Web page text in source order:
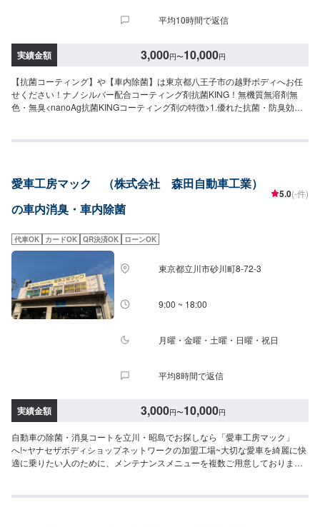
平均10時間で返信
実績金額 3,000円〜10,000円
【抗菌コーティング】や【車内除菌】は東京都八王子市の越野ボディへお任
せください！ナノシルバー配合コーティング剤抗菌KING！無機質無溶剤無
色・無臭<nanoAg抗菌KINGコーティング剤の特徴>1.優れた抗菌・防臭効果
施行する方が多いです。車内清掃・クリーニングと同時施行がおすすめ！
作業開始【4】仕上がり次第納車【お見積もり・代車無料】リサイクル部品を
使った修理や、無料代車手配などお客様のニーズに応えるお見積もりを実現
します。※代車の燃料代はお客様にご負担いただいております。※内容などに
けてお越しください。駐車スペースは事務所前の空いているスペースに駐車
してください。受付はスタッフへ「メンテモで予約しました」とお伝えくだ
愛車工房マック （株式会社 森田自動車工業）
の車内消臭・車内除菌
5.0(-件)
代車OK カードOK QR決済OK ローンOK
東京都立川市砂川町8-72-3
9:00 ~ 18:00
月曜・金曜・土曜・日曜・祝日
平均8時間で返信
実績金額 3,000円〜10,000円
自動車の除菌・消臭コートを立川・昭島でお探しなら「愛車工房マック」
へ!~ヤナセザボディショップネットワークの加盟工場~大切な愛車を綺麗に快
適に乗りたい人のために、メンテナンスメニューを複数ご用意しておりま
った臭いや雑菌が気になる方は、ぜひお試しください。ルームクリーニング